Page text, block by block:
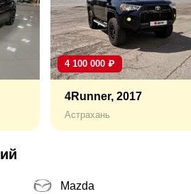
4 100 000 ₽
4Runner, 2017
Астрахань
Mazda